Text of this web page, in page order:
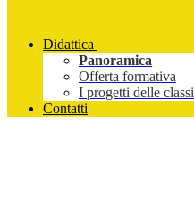
Didattica
Panoramica
Offerta formativa
I progetti delle classi
Contatti